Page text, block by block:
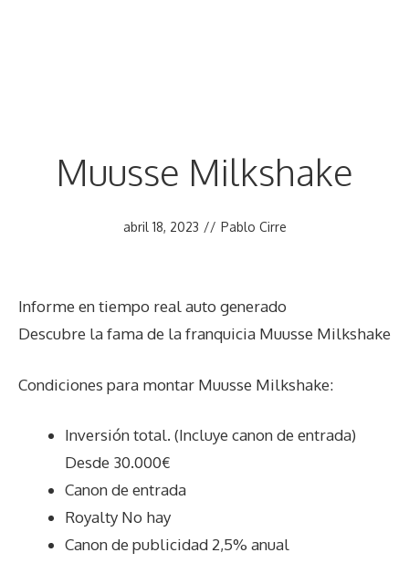
Muusse Milkshake
abril 18, 2023 // Pablo Cirre
Informe en tiempo real auto generado
Descubre la fama de la franquicia Muusse Milkshake
Condiciones para montar Muusse Milkshake:
Inversión total. (Incluye canon de entrada)
Desde 30.000€
Canon de entrada
Royalty No hay
Canon de publicidad 2,5% anual